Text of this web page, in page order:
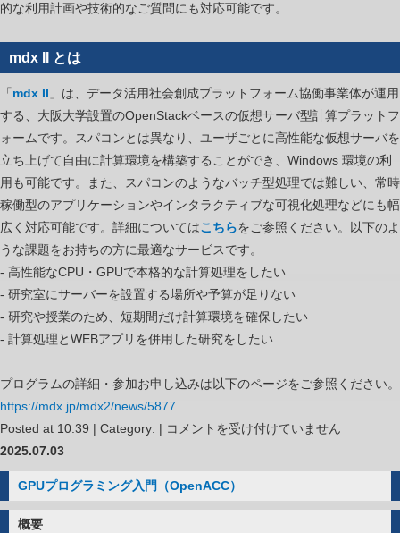
ッ
ス
テ
ム
入
門
/
応
用
は
的な利用計画や技術的なご質問にも対応可能です。
mdx II とは
「 mdx II 」は、データ活用社会創成プラットフォーム協働事業体が運用
する、大阪大学設置のOpenStackベースの仮想サーバ型計算プラットフ
ォームです。スパコンとは異なり、ユーザごとに高性能な仮想サーバを
立ち上げて自由に計算環境を構築することができ、Windows 環境の利
用も可能です。また、スパコンのようなバッチ型処理では難しい、常時
稼働型のアプリケーションやインタラクティブな可視化処理などにも幅
広く対応可能です。詳細についてはこちらをご参照ください。以下のよ
うな課題をお持ちの方に最適なサービスです。
- 高性能なCPU・GPUで本格的な計算処理をしたい
- 研究室にサーバーを設置する場所や予算が足りない
- 研究や授業のため、短期間だけ計算環境を確保したい
- 計算処理とWEBアプリを併用した研究をしたい
プログラムの詳細・参加お申し込みは以下のページをご参照ください。
https://mdx.jp/mdx2/news/5877
Posted at 10:39 | Category: | mdx
ス
コメントを受け付けていません
2025.07.03
GPUプログラミング入門（OpenACC）
概要